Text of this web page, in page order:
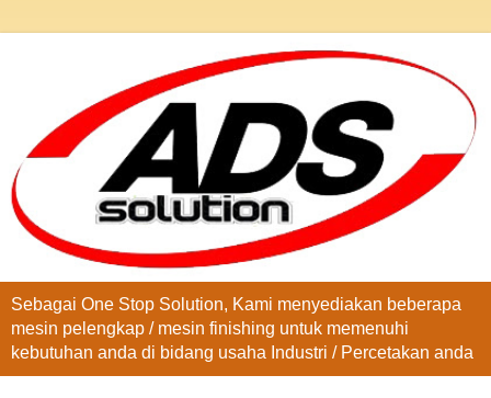
Sebagai One Stop Solution, Kami menyediakan beberapa
mesin pelengkap / mesin finishing untuk memenuhi
kebutuhan anda di bidang usaha Industri / Percetakan anda